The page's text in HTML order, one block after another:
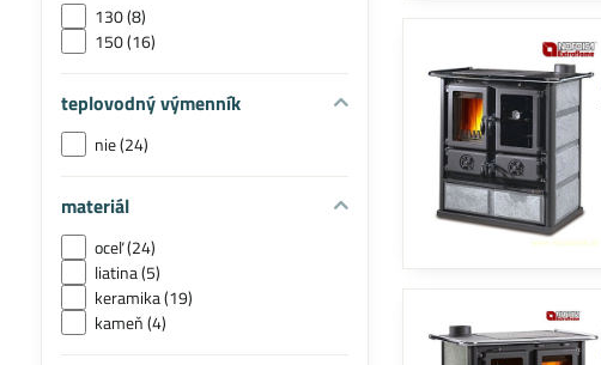
130 (8)
150 (16)
teplovodný výmenník
nie (24)
materiál
oceľ (24)
liatina (5)
keramika (19)
kameň (4)